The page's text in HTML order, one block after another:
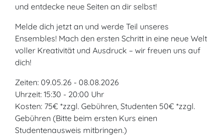
und entdecke neue Seiten an dir selbst!
Melde dich jetzt an und werde Teil unseres
Ensembles! Mach den ersten Schritt in eine neue Welt
voller Kreativität und Ausdruck – wir freuen uns auf
dich!
Zeiten: 09.05.26 - 08.08.2026
Uhrzeit: 15:30 - 20:00 Uhr
Kosten: 75€ *zzgl. Gebühren, Studenten 50€ *zzgl.
Gebühren (Bitte beim ersten Kurs einen
Studentenausweis mitbringen.)